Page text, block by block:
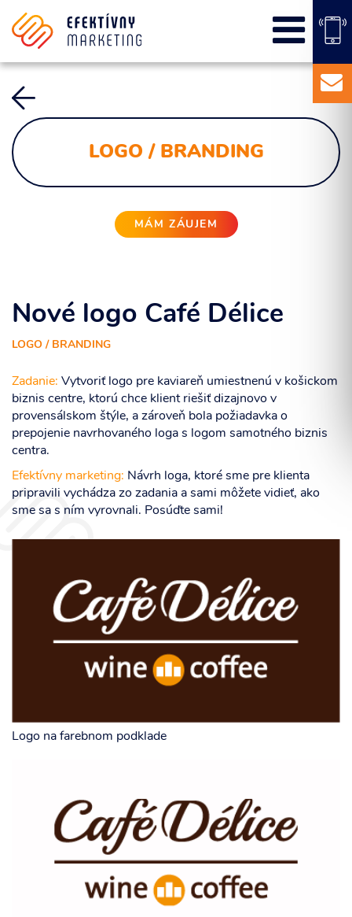
LOGO / BRANDING
MÁM ZÁUJEM
Nové logo Café Délice
LOGO / BRANDING
Zadanie: Vytvoriť logo pre kaviareň umiestnenú v košickom
biznis centre, ktorú chce klient riešiť dizajnovo v
provensálskom štýle, a zároveň bola požiadavka o
prepojenie navrhovaného loga s logom samotného biznis
centra.
Efektívny marketing: Návrh loga, ktoré sme pre klienta
pripravili vychádza zo zadania a sami môžete vidieť, ako
sme sa s ním vyrovnali. Posúďte sami!
Logo na farebnom podklade
PPC kampane
Správa sociálnych sietí
Content Marketing
Balíky služieb
Marketingový základ
Externý marketingový manažér pre vašu firmu
Súhlasím so spracovaním osobných informácií.
ODOSLAŤ